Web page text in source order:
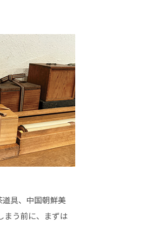
具、中国朝鮮美
まう前に、まずは